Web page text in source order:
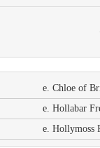
e. Chloe of
e. Hollabar
e. Hollymoss